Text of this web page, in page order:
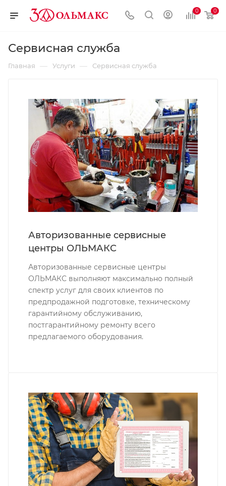
0 0
Сервисная служба
Главная — Услуги — Сервисная служба
Авторизованные сервисные
центры ОЛЬМАКС
Авторизованные сервисные центры
ОЛЬМАКС выполняют максимально полный
спектр услуг для своих клиентов по
предпродажной подготовке, техническому
гарантийному обслуживанию,
постгарантийному ремонту всего
предлагаемого оборудования.